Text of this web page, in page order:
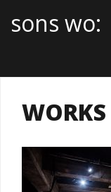
sons wo:
WORKS